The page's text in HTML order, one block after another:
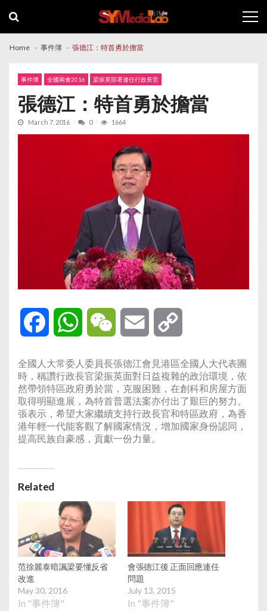
navigation
content
Home 事件簿 張德江：特首勇於擔當
事件簿 全國兩會2016 梁振英部署連任行政長官
張德江：特首勇於擔當
March 7, 2016 0 1664
Facebook WhatsAppWeChat Email
全國人大常委人委員長張德江會見港區全國人大代表團
時，稱讚行政長官梁振英面對日益複雜的政治環境，依
然帶領特區政府勇於當，克服困難，在創科和房屋方面
取得明顯進展，為特首普選法案亦付出了艱巨的努力。
張表示，希望大家繼續支持行政長官和特區政府，為香
港年輕一代能客觀了解國家情況，增加國家身份認同，
提高民族自豪感，貢獻一份力量。
Related
范徐麗泰暗諷梁要懂反省
改進
May 30, 2016
In "事件簿"
會張德江後 正面回應連任
問題
July 13, 2015
In "事件簿"